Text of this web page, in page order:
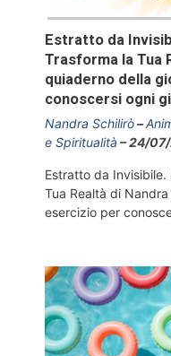
Estratto da
Trasforma la Tua
quiaderno della
conoscersi ogni
Nandra Schilirò
e Spiritualità
24/
Estratto da Invisibile.
Tua Realtà di
esercizio per